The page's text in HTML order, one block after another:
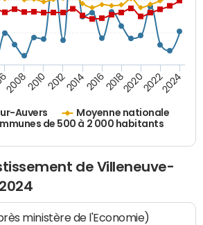
Auvers
Moyenne nationale
de 500 à 2 000 habitants
200820102012201420162018202020222024
de Villeneuve-
ministère de l'Economie)